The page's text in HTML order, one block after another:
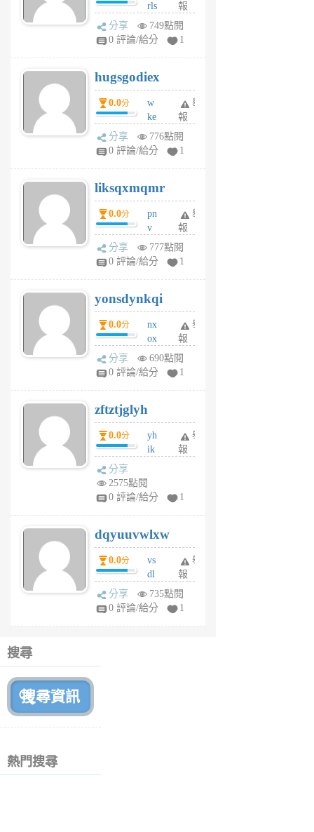
前
rls
k
m
6
個
月
前
報
分享
749點閱
0 評論/給分
1
hugsgodiex
0.0分
w
ke
rv
pj
6
個
月
前
舉
報
分享
776點閱
0 評論/給分
1
liksqxmqmr
0.0分
pn
v
wt
sv
6
個
月
前
舉
報
分享
777點閱
0 評論/給分
1
yonsdynkqi
0.0分
nx
ox
rh
pe
月
前
舉
報
分享
690點閱
0 評論/給分
1
zftztjglyh
0.0分
yh
ik
tu
6
個
月
前
舉
報
分享
2575點閱
0 評論/給分
1
dqyuuvwlxw
0.0分
vs
dl
sq
fy
舉
報
分享
735點閱
0 評論/給分
1
搜尋
熱門搜尋